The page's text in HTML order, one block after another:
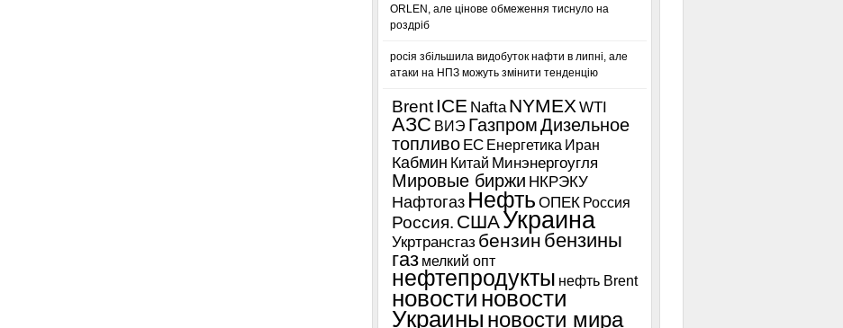
ORLEN, але цінове обмеження тиснуло на
роздріб
росія збільшила видобуток нафти в липні, але
атаки на НПЗ можуть змінити тенденцію
Brent ICE Nafta NYMEXWTI
АЗС ВИЭ ГазпромДизельное
топливо ЕС Енергетика Иран
Кабмин Китай Минэнергоугля
Мировые биржи НКРЭКУ
Нафтогаз Нефть ОПЕК Россия
Россия. СШАУкраина
Укртрансгаз бензин бензины
газ мелкий опт
нефтепродукты нефть Brent
новости новости
Украины новости мира